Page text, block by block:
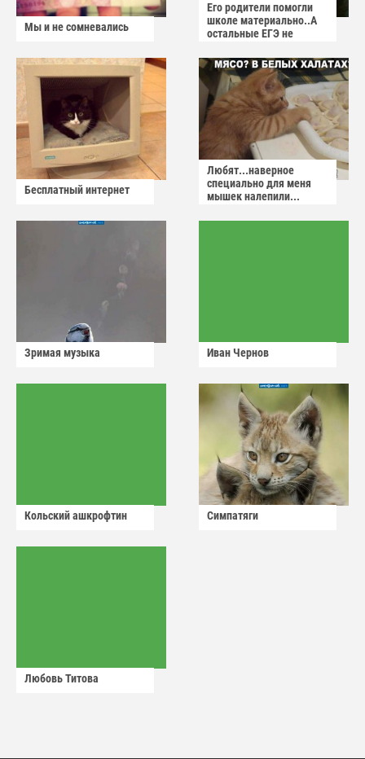
Мы и не сомневались
Его родители помогли
школе материально..А
остальные ЕГЭ не
Бесплатный интернет
Любят...наверное
специально для меня
мышек налепили...
Зримая музыка Иван Чернов
Кольский ашкрофтин Симпатяги
Любовь Титова